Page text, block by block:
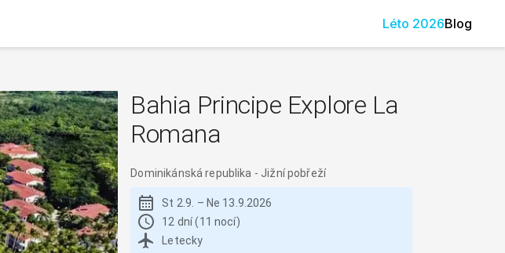
Léto 2026Blog
Bahia Principe Explore La
Romana
Dominikánská republika - Jižní pobřeží
St 2.9. – Ne 13.9.2026
12 dní (11 nocí)
Letecky